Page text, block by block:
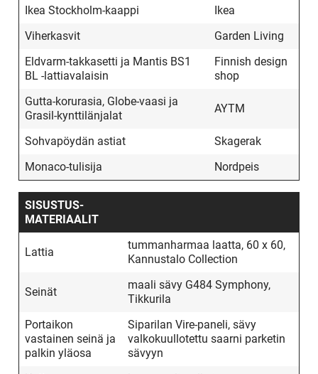
Ikea Stockholm-kaappi
Ikea
Viherkasvit
Garden Living
Eldvarm-takkasetti ja Mantis BS1
BL -lattiavalaisin
Finnish design
shop
Gutta-korurasia, Globe-vaasi ja
Grasil-kynttilänjalat
AYTM
Sohvapöydän astiat
Skagerak
Monaco-tulisija
Nordpeis
SISUSTUS­
MATERIAALIT
Lattia
tummanharmaa laatta, 60 x 60,
Kannustalo Collection
Seinät
maali sävy G484 Symphony,
Tikkurila
Portaikon
vastainen seinä ja
palkin yläosa
Siparilan Vire-paneli, sävy
valkokuullotettu saarni parketin
sävyyn